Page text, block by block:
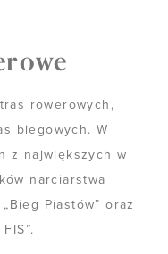
rowerowych,
biegowych. W
z największych w
narciarstwa
Piastów” oraz